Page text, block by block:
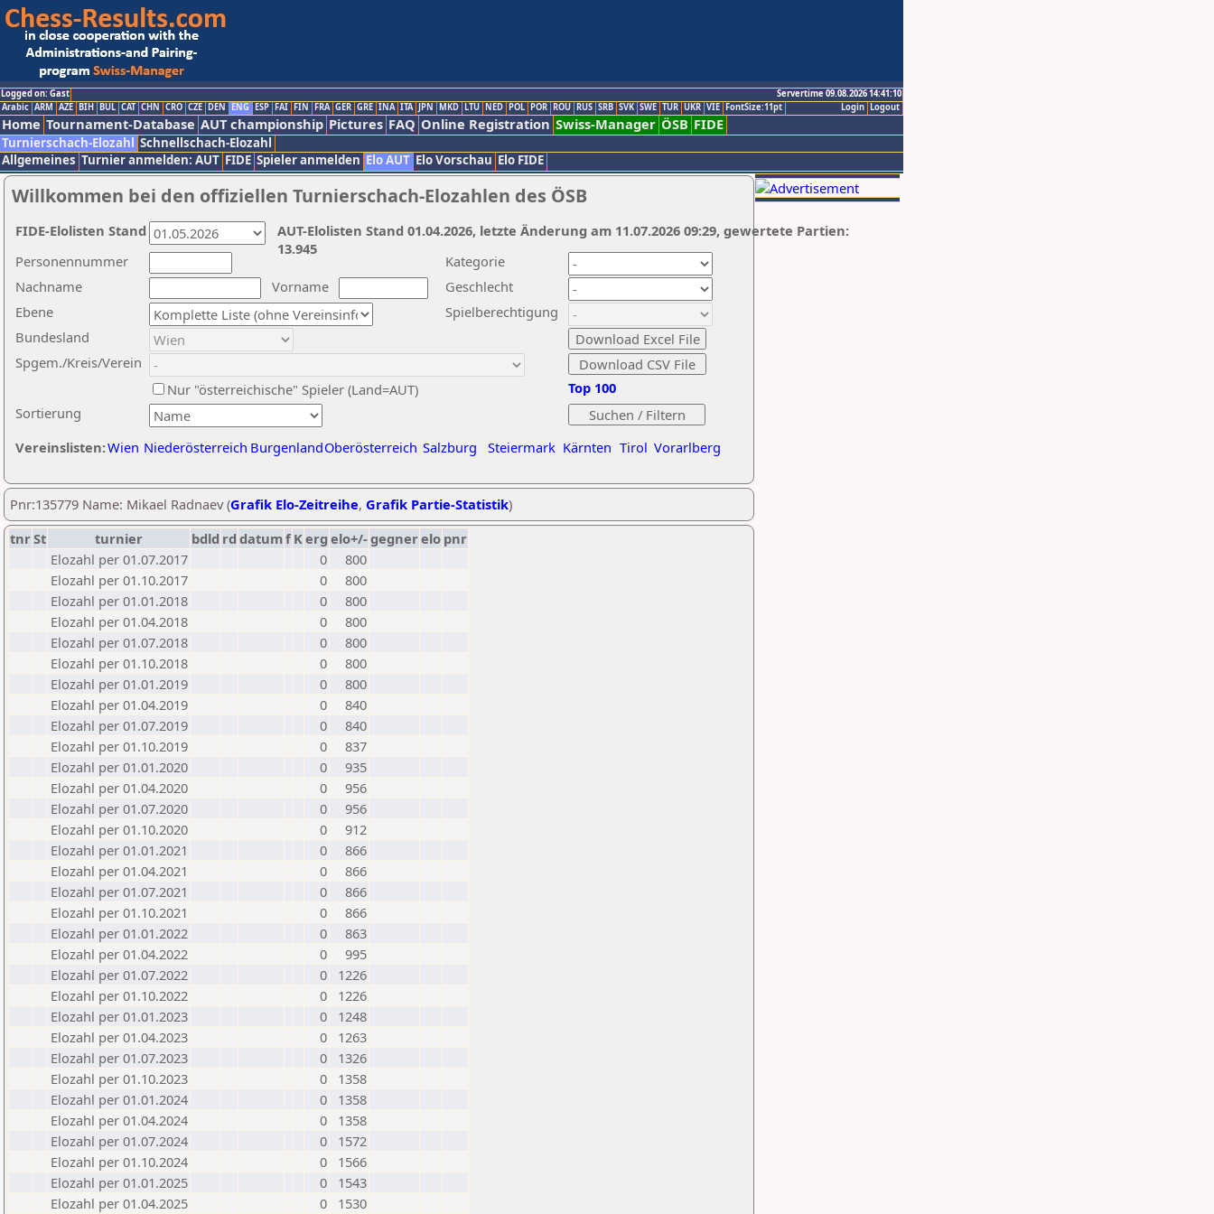
Logged on: Gast
Servertime 09.08.2026 14:41:10
Logout
Login
Arabic ARM AZE BIH BUL CAT CHN CRO CZE DEN ENG ESP FAI FIN FRA GER GRE INA ITA JPN MKD LTU NED POL POR ROU RUS SRB SVK SWE TUR UKR VIE FontSize:11pt
Home Tournament-Database AUT championship Pictures FAQ Online Registration Swiss-Manager ÖSB FIDE
Turnierschach-Elozahl Schnellschach-Elozahl
Allgemeines Turnier anmelden: AUT FIDE Spieler anmelden Elo AUT Elo Vorschau Elo FIDE
Willkommen bei den offiziellen Turnierschach-Elozahlen des ÖSB
Nachname
Vorname
Ebene
Kategorie
Sortierung
Personennummer
Bundesland
Spgem./Kreis/Verein
Geschlecht
Nur "österreichische" Spieler (Land=AUT)
Spielberechtigung
Vereinslisten:Wien Niederösterreich BurgenlandOberösterreich Salzburg Steiermark Kärnten Tirol Vorarlberg
Top 100
AUT-Elolisten Stand 01.04.2026, letzte Änderung am 11.07.2026 09:29, gewertete Partien:
13.945
FIDE-Elolisten Stand
Pnr:135779 Name: Mikael Radnaev (Grafik Elo-Zeitreihe, Grafik Partie-Statistik)
tnrSt turnier bdld rd datumf Kerg elo+/-gegnerelo pnr
Elozahl per 01.07.2017
0
800
Elozahl per 01.10.2017
0
800
Elozahl per 01.01.2018
0
800
Elozahl per 01.04.2018
0
800
Elozahl per 01.07.2018
0
800
Elozahl per 01.10.2018
0
800
Elozahl per 01.01.2019
0
800
Elozahl per 01.04.2019
0
840
Elozahl per 01.07.2019
0
840
Elozahl per 01.10.2019
0
837
Elozahl per 01.01.2020
0
935
Elozahl per 01.04.2020
0
956
Elozahl per 01.07.2020
0
956
Elozahl per 01.10.2020
0
912
Elozahl per 01.01.2021
0
866
Elozahl per 01.04.2021
0
866
Elozahl per 01.07.2021
0
866
Elozahl per 01.10.2021
0
866
Elozahl per 01.01.2022
0
863
Elozahl per 01.04.2022
0
995
Elozahl per 01.07.2022
0
1226
Elozahl per 01.10.2022
0
1226
Elozahl per 01.01.2023
0
1248
Elozahl per 01.04.2023
0
1263
Elozahl per 01.07.2023
0
1326
Elozahl per 01.10.2023
0
1358
Elozahl per 01.01.2024
0
1358
Elozahl per 01.04.2024
0
1358
Elozahl per 01.07.2024
0
1572
Elozahl per 01.10.2024
0
1566
Elozahl per 01.01.2025
0
1543
Elozahl per 01.04.2025
0 1530